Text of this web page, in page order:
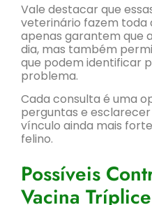
Vale destacar que
veterinário fazem toda
apenas garantem que
dia, mas também
que podem identificar
problema.
Cada consulta é uma
perguntas e
vínculo ainda mais
felino.
Possíveis
Vacina Tríplice